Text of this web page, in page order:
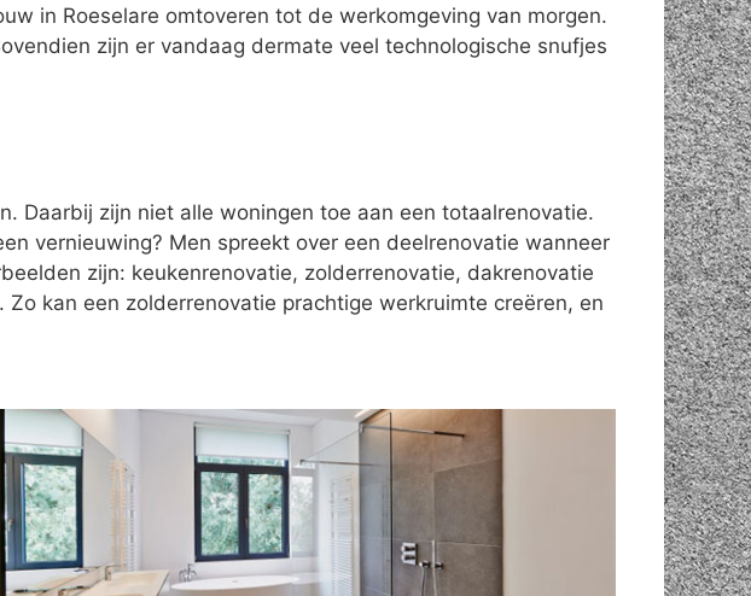
in Roeselare omtoveren tot de werkomgeving van morgen.
zijn er vandaag dermate veel technologische snufjes
Daarbij zijn niet alle woningen toe aan een totaalrenovatie.
vernieuwing? Men spreekt over een deelrenovatie wanneer
zijn: keukenrenovatie, zolderrenovatie, dakrenovatie
kan een zolderrenovatie prachtige werkruimte creëren, en